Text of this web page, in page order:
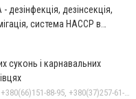
дезінсекція,
система HACCP в
суконь і карнавальних